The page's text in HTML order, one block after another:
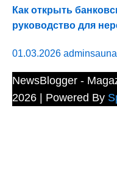
Как открыть
руководство для
01.03.2026 adminsauna
NewsBlogger -
2026 | Powered By